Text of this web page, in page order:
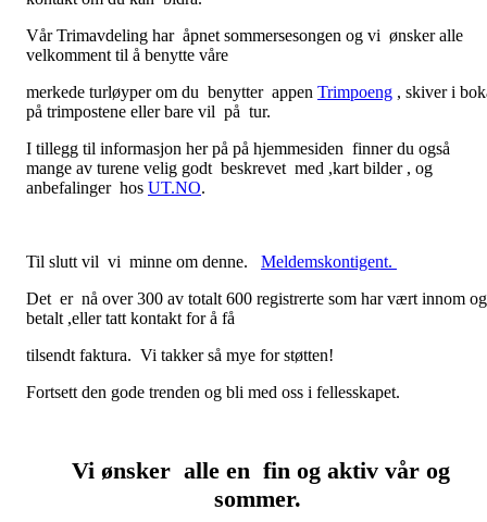
Vår Trimavdeling har åpnet sommersesongen og vi ønsker alle
velkomment til å benytte våre
merkede turløyper om du benytter appen Trimpoeng , skiver i
på trimpostene eller bare vil på tur.
I tillegg til informasjon her på på hjemmesiden finner du også
mange av turene velig godt beskrevet med ,kart bilder , og
anbefalinger hos UT.NO.
Til slutt vil vi minne om denne. Meldemskontigent.
Det er nå over 300 av totalt 600 registrerte som har vært innom og
betalt ,eller tatt kontakt for å få
tilsendt faktura. Vi takker så mye for støtten!
Fortsett den gode trenden og bli med oss i fellesskapet.
Vi ønsker alle en fin og aktiv vår og
sommer.